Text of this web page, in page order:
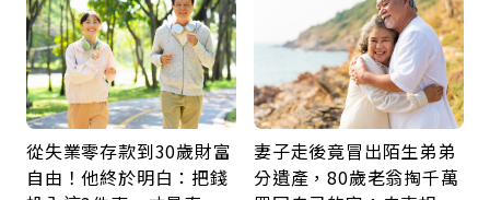
從失業零存款到30歲財富
自由！他終於明白：把錢
妻子走後竟冒出陌生弟弟
分遺產，80歲老翁掏千萬